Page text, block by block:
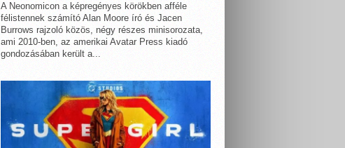
A Neonomicon a képregényes körökben afféle
félistennek számító Alan Moore író és Jacen
Burrows rajzoló közös, négy részes minisorozata,
ami 2010-ben, az amerikai Avatar Press kiadó
gondozásában került a...